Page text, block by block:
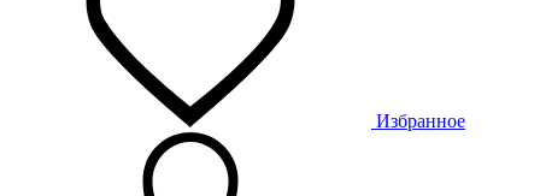
Избранное